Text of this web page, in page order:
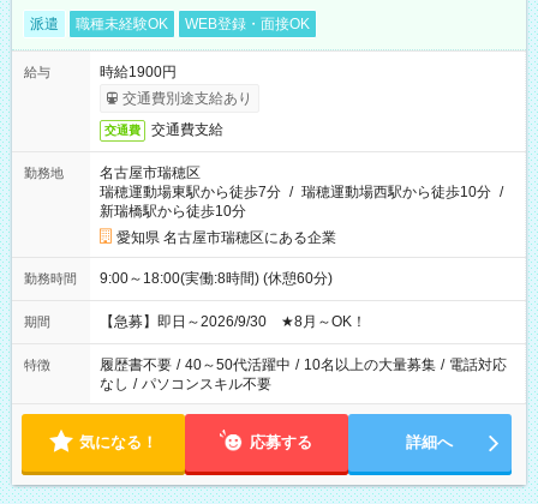
派遣 職種未経験OK WEB登録・面接OK
給与
時給1900円
交通費別途支給あり
交通費 交通費支給
勤務地
名古屋市瑞穂区
瑞穂運動場東駅から徒歩7分 / 瑞穂運動場西駅から徒歩10分 /
新瑞橋駅から徒歩10分
愛知県 名古屋市瑞穂区にある企業
勤務時間 9:00～18:00(実働:8時間) (休憩60分)
期間 【急募】即日～2026/9/30 ★8月～OK！
特徴 履歴書不要 / 40～50代活躍中 / 10名以上の大量募集 / 電話対応
なし / パソコンスキル不要
気になる！ 応募する 詳細へ